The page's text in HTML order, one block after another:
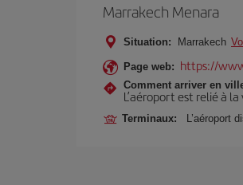
Marrakech Menara
Situation: Marrakech
Page web: https://
Comment arriver en
L’aéroport est relié à
Terminaux: L’aéroport